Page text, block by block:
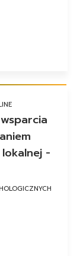
-